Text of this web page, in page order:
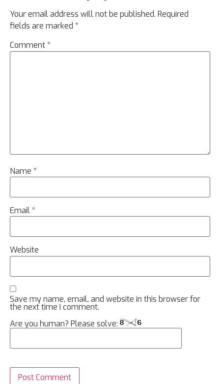
Your email address will not be published. Required
fields are marked *
Comment*
Name *
Email*
Website
Save my name, email, and website in this browser for
the next time I comment.
Are you human? Please solve: